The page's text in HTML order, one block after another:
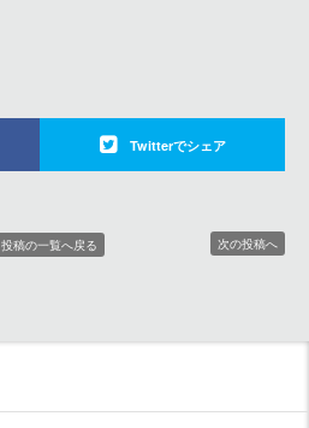
Twitterでシェア
投稿の一覧へ戻る 次の投稿へ